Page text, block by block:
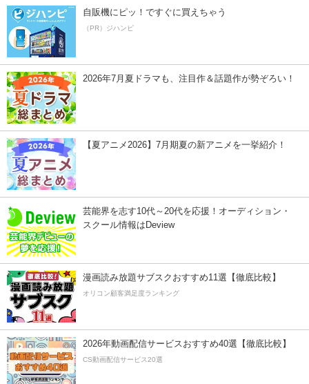
自販機にピッ！ですぐに買えちゃう
（PR）ジハンピ
2026年7月夏ドラマも、注目作＆話題作が勢ぞろい！
【夏アニメ2026】7月期夏の新アニメを一挙紹介！
芸能界を志す10代～20代を応援！オーディション・
スクール情報はDeview
漫画読み放題サブスクおすすめ11選【徹底比較】
オリコン顧客満足度ランキング
2026年動画配信サービスおすすめ40選【徹底比較】
CS動画配信サービス20選